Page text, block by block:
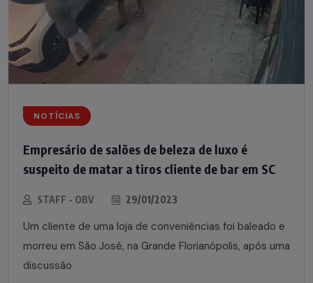
NOTÍCIAS
Empresário de salões de beleza de luxo é
suspeito de matar a tiros cliente de bar em SC
STAFF - OBV 29/01/2023
Um cliente de uma loja de conveniências foi baleado e
morreu em São José, na Grande Florianópolis, após uma
discussão